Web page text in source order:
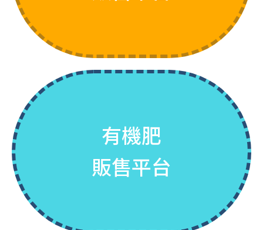
登入購買
有機肥
販售平台